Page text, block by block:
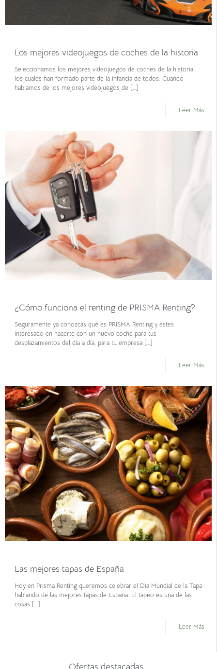
Los mejores videojuegos de coches de la historia
Seleccionamos los mejores videojuegos de coches de la historia,
los cuales han formado parte de la infancia de todos. Cuando
hablamos de los mejores videojuegos de […]
Leer Más
¿Cómo funciona el renting de PRISMA Renting?
Seguramente ya conozcas qué es PRISMA Renting y estes
interesado en hacerte con un nuevo coche para tus
desplazamientos del día a día, para tu empresa […]
Leer Más
Las mejores tapas de España
Hoy en Prisma Renting queremos celebrar el Día Mundial de la Tapa
hablando de las mejores tapas de España. El tapeo es una de las
cosas […]
Leer Más